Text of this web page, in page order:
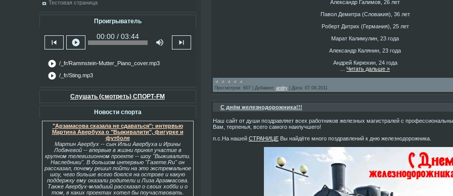
Тестовая страница
Проигрыватель
skip_previous play_circle
00:00 / 03:44
volume_up skip_next
play_circle /_fr/Rammstein-Mutter_Piano_cover.mp3
play_circle /_fr/Sting.mp3
Слушать (смотреть) СПОРТ-FM
Новости спорта
"Арзамасова сказала не сдаваться": интервью
Мартина Авербуха о "Выживалити", фигурке и
футболе
Мартин Авербух -- сын Ильи Авербуха и Ирины
Лобачевой -- впервые в жизни принял участие в
крупном телевизионном проекте -- шоу "Выживалити.
Наследники". В большом интервью "Газете.Ru" он
рассказал, почему решил пойти на это экстремальное
шоу, чего больше всего боялся на острове и какую
поддержку ему оказали родители и Лиза Арзамасова.
Также Авербух-младший рассказал о своих хобби и о
том, в каких проектах хотел бы поучаствовать.
Александр Галимов, 26 лет
Павол Демитра (Словакия), 36 лет
Роберт Дитрих (Германия), 25 лет
Марат Калимулин, 23 года
Александр Калянин, 23 года
Андрей Кирюхин, 24 года
Читать дальше »
Просмотров: 607 Добавил: andry Дата: 07.09.2011
С днём железнодорожника!!!
Наш сайт от души поздравляет всех работников железных магистралей с
Вам, терпенья, всего самого наилучшего!
п.с.На нашей СТРАНИЦЕВы найдёте много поздравлений к дню железнодорожника.